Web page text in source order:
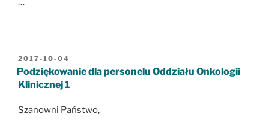
OPUBLIKOWANE
W
2017-10-04
Podziękowanie dla personelu Oddziału Onkologii
Klinicznej 1
Szanowni Państwo,